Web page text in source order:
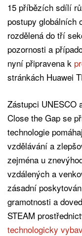
15 příbězích sdílí
postupy globálních
rozdělená do tří
pozornosti a
nyní připravena k
stránkách Huawei
Zástupci UNESCO
Close the Gap se
technologie
vzdělávání a
zejména u
vzdálených a
zásadní
gramotnosti a
STEAM
technologicky